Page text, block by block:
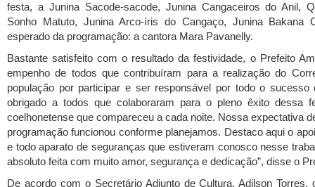
festa, a Junina Sacode-sacode, Junina Cangaceiros do Anil,
Sonho Matuto, Junina Arco-íris do Cangaço, Junina Bakana
esperado da programação: a cantora Mara Pavanelly.
Bastante satisfeito com o resultado da festividade, o Prefeito
empenho de todos que contribuíram para a realização do
população por participar e ser responsável por todo o
obrigado a todos que colaboraram para o pleno êxito dessa
coelhonetense que compareceu a cada noite. Nossa expectativa
programação funcionou conforme planejamos. Destaco aqui o
e todo aparato de seguranças que estiveram conosco nesse
absoluto feita com muito amor, segurança e dedicação”, disse o
De acordo com o Secretário Adjunto de Cultura, Adilson Torres,